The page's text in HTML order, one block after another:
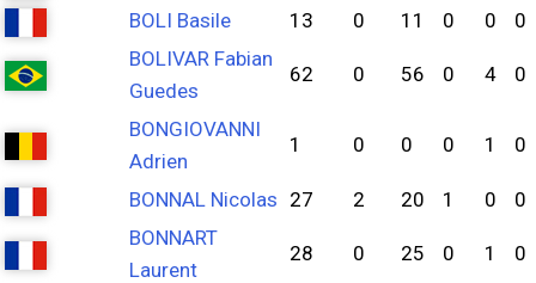
BOLI Basile
13 0 11 0 0
0
BOLIVAR Fabian
Guedes
62 0 56 0 4 0
BONGIOVANNI
Adrien
1 0 0 0 1 0
BONNAL Nicolas 27 2 20 1 0
0
BONNART
Laurent
28 0 25 0 1 0